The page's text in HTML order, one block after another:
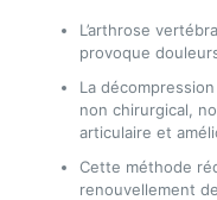
L’arthrose
provoque
La
non chirurgical,
articulaire et
Cette méthode
renouvellement